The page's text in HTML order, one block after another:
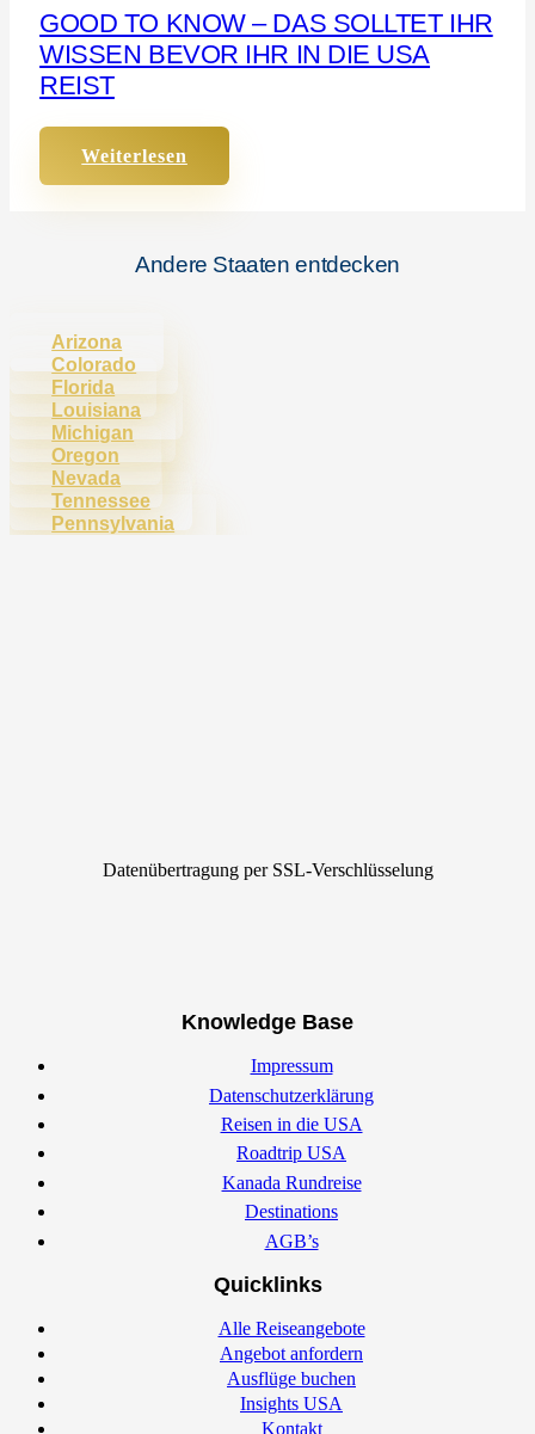
GOOD TO KNOW – DAS SOLLTET IHR
WISSEN BEVOR IHR IN DIE USA
REIST
Weiterlesen
Andere Staaten entdecken
Arizona
Colorado
Florida
Louisiana
Michigan
Oregon
Nevada
Tennessee
Pennsylvania
Datenübertragung per SSL-Verschlüsselung
Knowledge Base
Impressum
Datenschutzerklärung
Reisen in die USA
Roadtrip USA
Kanada Rundreise
Destinations
AGB’s
Quicklinks
Alle Reiseangebote
Angebot anfordern
Ausflüge buchen
Insights USA
Kontakt